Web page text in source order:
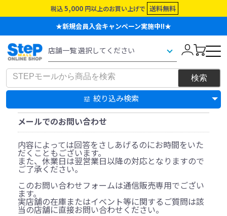
税込 5,000 円以上のお買い上げで 送料無料
★新規会員入会キャンペーン実施中!!★
絞り込み検索
メールでのお問い合わせ
内容によっては回答をさしあげるのにお時間をいた
だくこともございます。
また、休業日は翌営業日以降の対応となりますので
ご了承ください。
このお問い合わせフォームは通信販売専用でござい
ます。
実店舗の在庫またはイベント等に関するご質問は該
当の店舗に直接お問い合わせください。